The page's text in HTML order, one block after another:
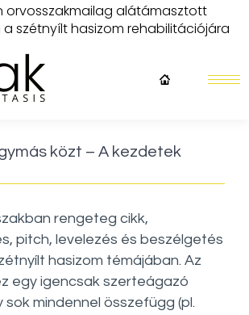
orvosszakmailag alátámasztott
szétnyílt hasizom rehabilitációjára
közt – A kezdetek
rengeteg cikk,
pitch, levelezés és beszélgetés
hasizom témájában. Az
egy igencsak szerteágazó
sok mindennel összefügg (pl.